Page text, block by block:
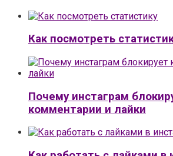
Как посмотреть
Почему инстаграм
комментарии и лайки